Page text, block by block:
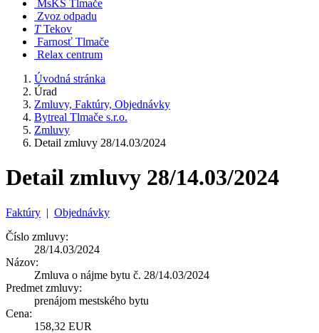
MsKS Tlmače
Zvoz odpadu
T Tekov
Farnosť Tlmače
Relax centrum
Úvodná stránka
Úrad
Zmluvy, Faktúry, Objednávky
Bytreal Tlmače s.r.o.
Zmluvy
Detail zmluvy 28/14.03/2024
Detail zmluvy 28/14.03/2024
Faktúry | Objednávky
Číslo zmluvy:
28/14.03/2024
Názov:
Zmluva o nájme bytu č. 28/14.03/2024
Predmet zmluvy:
prenájom mestského bytu
Cena:
158,32 EUR